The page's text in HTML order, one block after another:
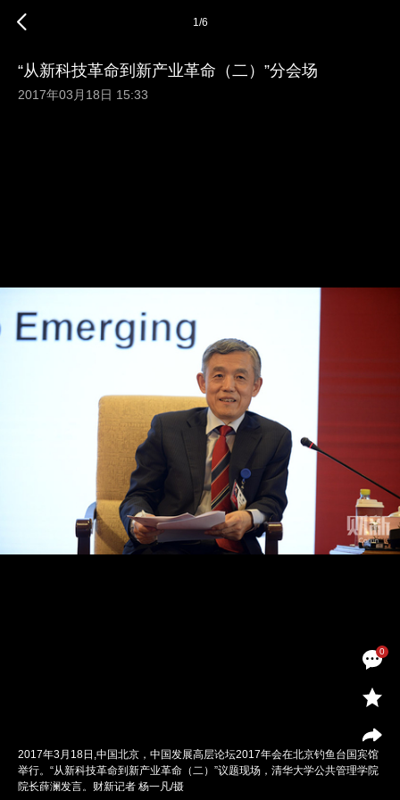
0
1/6
“从新科技革命到新产业革命（二）”分会场
2017年03月18日 15:33
2017年3月18日,中国北京，中国发展高层论坛2017年会在北京钓鱼台国宾馆
举行。“从新科技革命到新产业革命（二）”议题现场，清华大学公共管理学院
院长薛澜发言。财新记者 杨一凡/摄